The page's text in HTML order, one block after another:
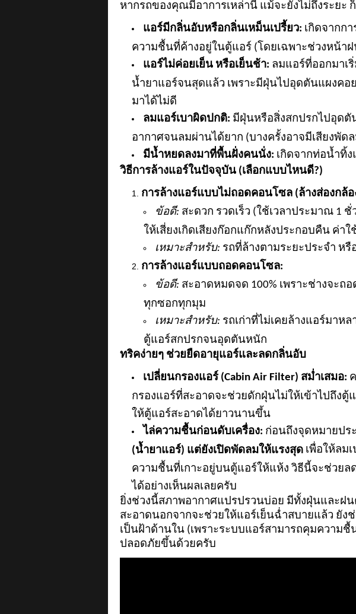
หากรถของคุณมีอาการเหล่านี้ แม้จะยังไม่ถึงระยะ
แอร์มีกลิ่นอับหรือกลิ่นเหม็นเปรี้ยว: เกิดจากก
ความชื้นที่ค้างอยู่ในตู้แอร์ (โดยเฉพาะช่วงหน้าฝ
แอร์ไม่ค่อยเย็น หรือเย็นช้า: ลมแอร์ที่ออกมาเ
น้ำยาแอร์จนสุดแล้ว เพราะมีฝุ่นไปอุดตันแผงคอ
มาได้ไม่ดี
ลมแอร์เบาผิดปกติ: มีฝุ่นหรือสิ่งสกปรกไปอุด
อากาศจนลมผ่านได้ยาก (บางครั้งอาจมีเสียงพัด
มีน้ำหยดลงมาที่พื้นฝั่งคนนั่ง: เกิดจากท่อน้ำทิ้
วิธีการล้างแอร์ในปัจจุบัน (เลือกแบบไหนดี?)
การล้างแอร์แบบไม่ถอดคอนโซล (ล้างส่องกล้อ
ข้อดี: สะดวก รวดเร็ว (ใช้เวลาประมาณ 1 ชั่
ให้เสี่ยงเกิดเสียงก๊อกแก๊กหลังประกอบคืน ค่าใ
เหมาะสำหรับ: รถที่ล้างตามระยะประจำ ห
การล้างแอร์แบบถอดคอนโซล:
ข้อดี: สะอาดหมดจด 100% เพราะช่างจะ
ทุกซอกทุกมุม
เหมาะสำหรับ: รถเก่าที่ไม่เคยล้างแอร์มาห
ตู้แอร์สกปรกจนอุดตันหนัก
ทริคง่ายๆ ช่วยยืดอายุแอร์และลดกลิ่นอับ
เปลี่ยนกรองแอร์ (Cabin Air Filter) สม่ำเสมอ:
กรองแอร์ที่สะอาดจะช่วยดักฝุ่นไม่ให้เข้าไปถึงตู้
ให้ตู้แอร์สะอาดได้ยาวนานขึ้น
ไล่ความชื้นก่อนดับเครื่อง: ก่อนถึงจุดหมายปร
(น้ำยาแอร์) แต่ยังเปิดพัดลมให้แรงสุด เพื่อให้ลม
ความชื้นที่เกาะอยู่บนตู้แอร์ให้แห้ง วิธีนี้จะช่วยล
ได้อย่างเห็นผลเลยครับ
ยิ่งช่วงนี้สภาพอากาศแปรปรวนบ่อย มีทั้งฝุ่นและฝ
สะอาดนอกจากจะช่วยให้แอร์เย็นฉ่ำสบายแล้ว ยัง
เป็นฝ้าด้านใน (เพราะระบบแอร์สามารถคุมความ
ปลอดภัยขึ้นด้วยครับ